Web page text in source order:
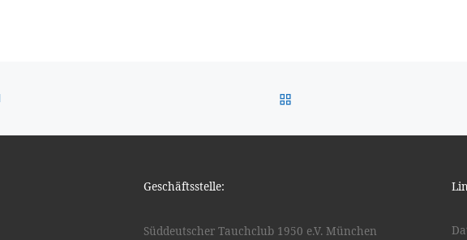
Geschäftsstelle:
Süddeutscher Tauchclub 1950 e.V. München